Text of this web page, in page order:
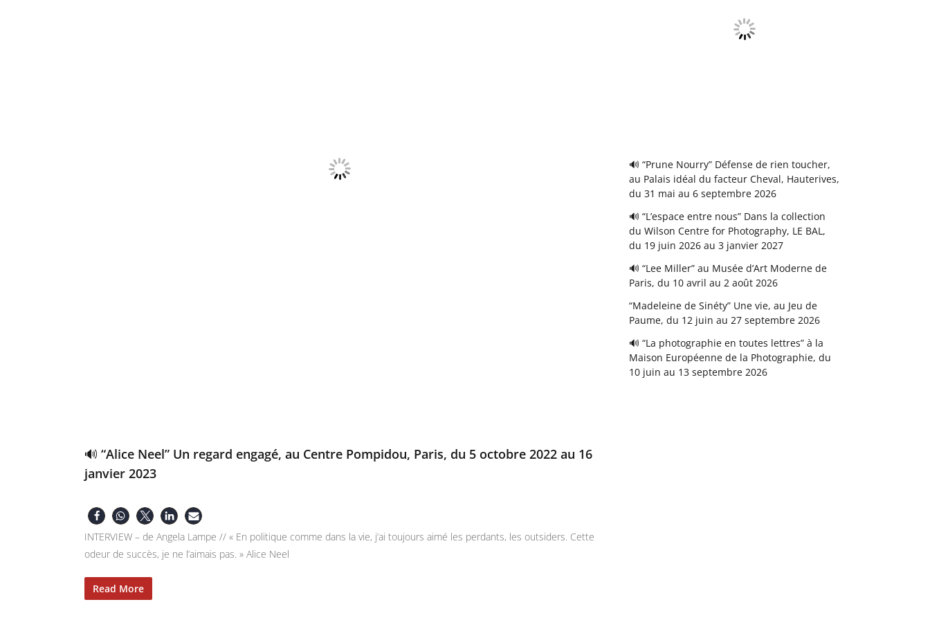
🔊 “Alice Neel” Un regard engagé, au Centre Pompidou, Paris, du 5 octobre 2022 au 16
janvier 2023
INTERVIEW – de Angela Lampe // « En politique comme dans la vie, j’ai toujours aimé les perdants, les outsiders. Cette
odeur de succès, je ne l’aimais pas. » Alice Neel
Read More
🔊 “Prune Nourry” Défense de rien toucher,
au Palais idéal du facteur Cheval, Hauterives,
du 31 mai au 6 septembre 2026
🔊 “L’espace entre nous” Dans la collection
du Wilson Centre for Photography, LE BAL,
du 19 juin 2026 au 3 janvier 2027
🔊 “Lee Miller” au Musée d’Art Moderne de
Paris, du 10 avril au 2 août 2026
“Madeleine de Sinéty” Une vie, au Jeu de
Paume, du 12 juin au 27 septembre 2026
🔊 “La photographie en toutes lettres” à la
Maison Européenne de la Photographie, du
10 juin au 13 septembre 2026